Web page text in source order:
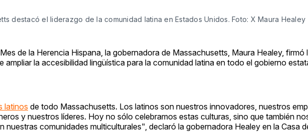
destacó el liderazgo de la comunidad latina en Estados Unidos. Foto: X Maura Healey
de la Herencia Hispana, la gobernadora de Massachusetts, Maura Healey, firmó
ampliar la accesibilidad lingüística para la comunidad latina en todo el gobierno
latinos de todo Massachusetts. Los latinos son nuestros innovadores, nuestros
y nuestros líderes. Hoy no sólo celebramos estas culturas, sino que también
nuestras comunidades multiculturales", declaró la gobernadora Healey en la Casa